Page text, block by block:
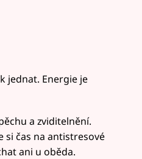
jednat. Energie je
a zviditelnění.
si čas na antistresové
ani u oběda.